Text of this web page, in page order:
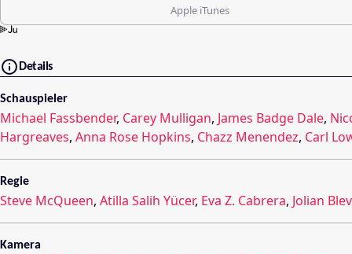
Apple iTunes
Details
Schauspieler
Michael Fassbender, Carey Mulligan, James Badge Dale,
Hargreaves, Anna Rose Hopkins, Chazz Menendez, Carl
Regie
Steve McQueen, Atilla Salih Yücer, Eva Z. Cabrera, Jolian
Kamera